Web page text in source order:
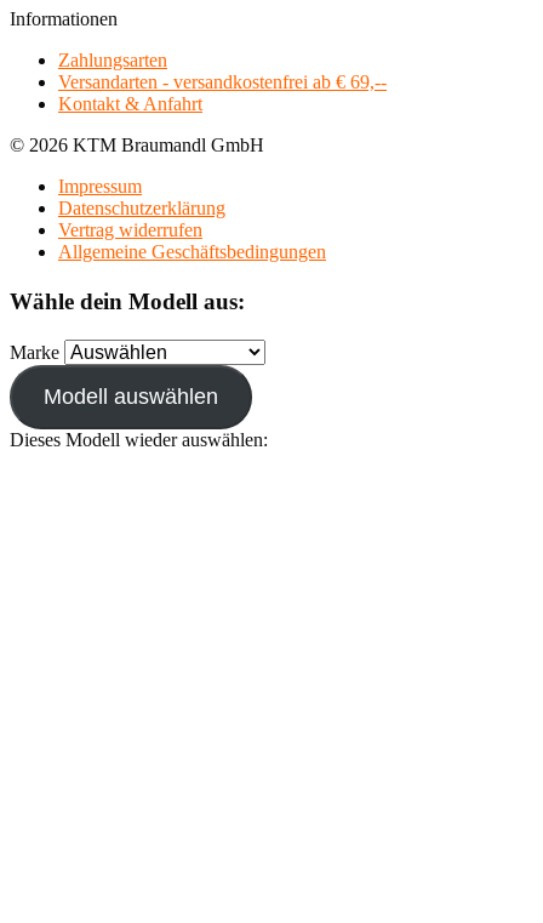
Informationen
Zahlungsarten
Versandarten - versandkostenfrei ab € 69,--
Kontakt & Anfahrt
© 2026 KTM Braumandl GmbH
Impressum
Datenschutzerklärung
Vertrag widerrufen
Allgemeine Geschäftsbedingungen
Wähle dein Modell aus:
Marke
Modell auswählen
Dieses Modell wieder auswählen: